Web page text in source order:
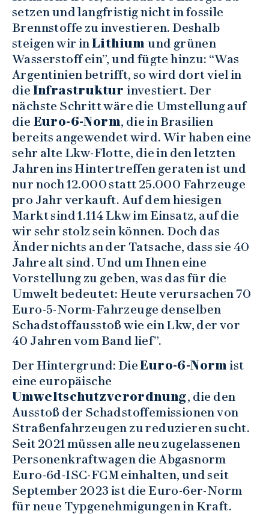
setzen und langfristig nicht in fossile
Brennstoffe zu investieren. Deshalb
steigen wir inLithiumund grünen
Wasserstoff ein”, und fügte hinzu: “Was
Argentinien betrifft, so wird dort viel in
die Infrastrukturinvestiert. Der
nächste Schritt wäre die Umstellung auf
die Euro-6-Norm, die in Brasilien
bereits angewendet wird. Wir haben eine
sehr alte Lkw-Flotte, die in den letzten
Jahren ins Hintertreffen geraten ist und
nur noch 12.000 statt 25.000 Fahrzeuge
pro Jahr verkauft. Auf dem hiesigen
Markt sind 1.114 Lkw im Einsatz, auf die
wir sehr stolz sein können. Doch das
Änder nichts an der Tatsache, dass sie 40
Jahre alt sind. Und um Ihnen eine
Vorstellung zu geben, was das für die
Umwelt bedeutet: Heute verursachen 70
Euro-5-Norm-Fahrzeuge denselben
Schadstoffausstoß wie ein Lkw, der vor
40 Jahren vom Band lief”.
Der Hintergrund: DieEuro-6-Normist
eine europäische
Umweltschutzverordnung, die den
Ausstoß der Schadstoffemissionen von
Straßenfahrzeugen zu reduzieren sucht.
Seit 2021 müssen alle neu zugelassenen
Personenkraftwagen die Abgasnorm
Euro-6d-ISC-FCM einhalten, und seit
September 2023 ist die Euro-6er-Norm
für neue Typgenehmigungen in Kraft.